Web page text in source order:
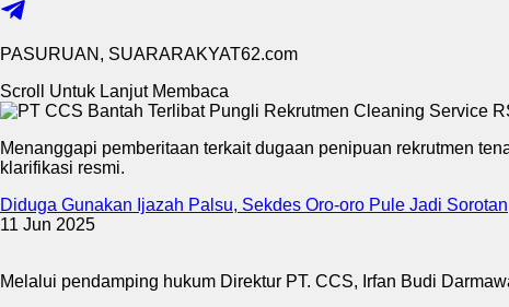
PASURUAN, SUARARAKYAT62.com
Scroll Untuk Lanjut Membaca
Menanggapi pemberitaan terkait dugaan penipuan rekrutmen
klarifikasi resmi.
Diduga Gunakan Ijazah Palsu, Sekdes Oro-oro Pule Jadi Sorotan
11 Jun 2025
Melalui pendamping hukum Direktur PT. CCS, Irfan Budi